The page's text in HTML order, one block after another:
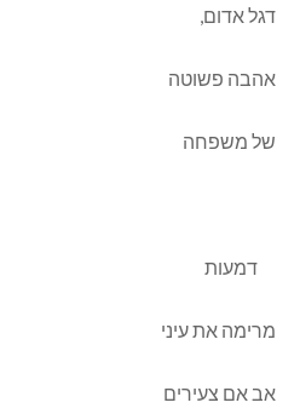
דגל אדום,
אהבה פשוטה
של משפחה
דמעות
מרימה את עיני
אב אם צעירים